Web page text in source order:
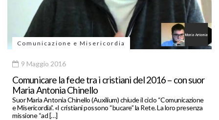
Comunicazione e Misericordia
9 Maggio 2016
Comunicare la fede tra i cristiani del 2016 – con suor
Maria Antonia Chinello
Suor Maria Antonia Chinello (Auxilium) chiude il ciclo “Comunicazione
e Misericordia”. «I cristiani possono “bucare” la Rete. La loro presenza
missione “ad […]